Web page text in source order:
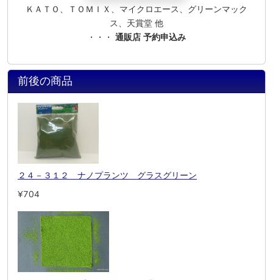
ＫＡＴＯ、ＴＯＭＩＸ、マイクロエース、グリーンマック
ス、天賞堂 他
・・・ 通販店 予約申込み
前後の商品
２４－３１２ ナノプランツ グラスグリーン
¥704